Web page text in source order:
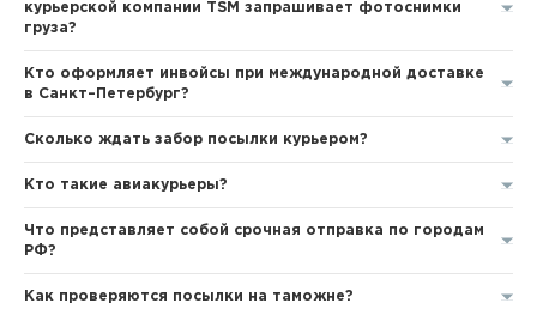
курьерской компании TSM запрашивает фотоснимки
груза?
Кто оформляет инвойсы при международной доставке
в Санкт–Петербург?
Сколько ждать забор посылки курьером?
Кто такие авиакурьеры?
Что представляет собой срочная отправка по городам
РФ?
Как проверяются посылки на таможне?